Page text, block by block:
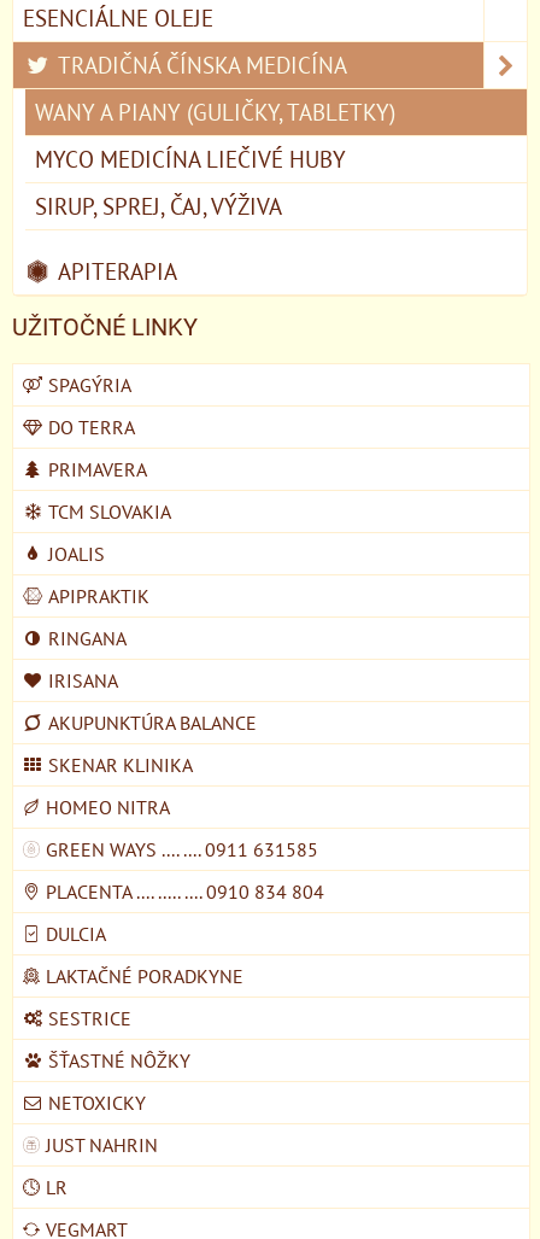
ESENCIÁLNE OLEJE
TRADIČNÁ ČÍNSKA MEDICÍNA
WANY A PIANY (GULIČKY, TABLETKY)
MYCO MEDICÍNA LIEČIVÉ HUBY
SIRUP, SPREJ, ČAJ, VÝŽIVA
APITERAPIA
UŽITOČNÉ LINKY
SPAGÝRIA
DO TERRA
PRIMAVERA
TCM SLOVAKIA
JOALIS
APIPRAKTIK
RINGANA
IRISANA
AKUPUNKTÚRA BALANCE
SKENAR KLINIKA
HOMEO NITRA
GREEN WAYS .... .... 0911 631585
PLACENTA .... ..... .... 0910 834 804
DULCIA
LAKTAČNÉ PORADKYNE
SESTRICE
ŠŤASTNÉ NÔŽKY
NETOXICKY
JUST NAHRIN
LR
VEGMART